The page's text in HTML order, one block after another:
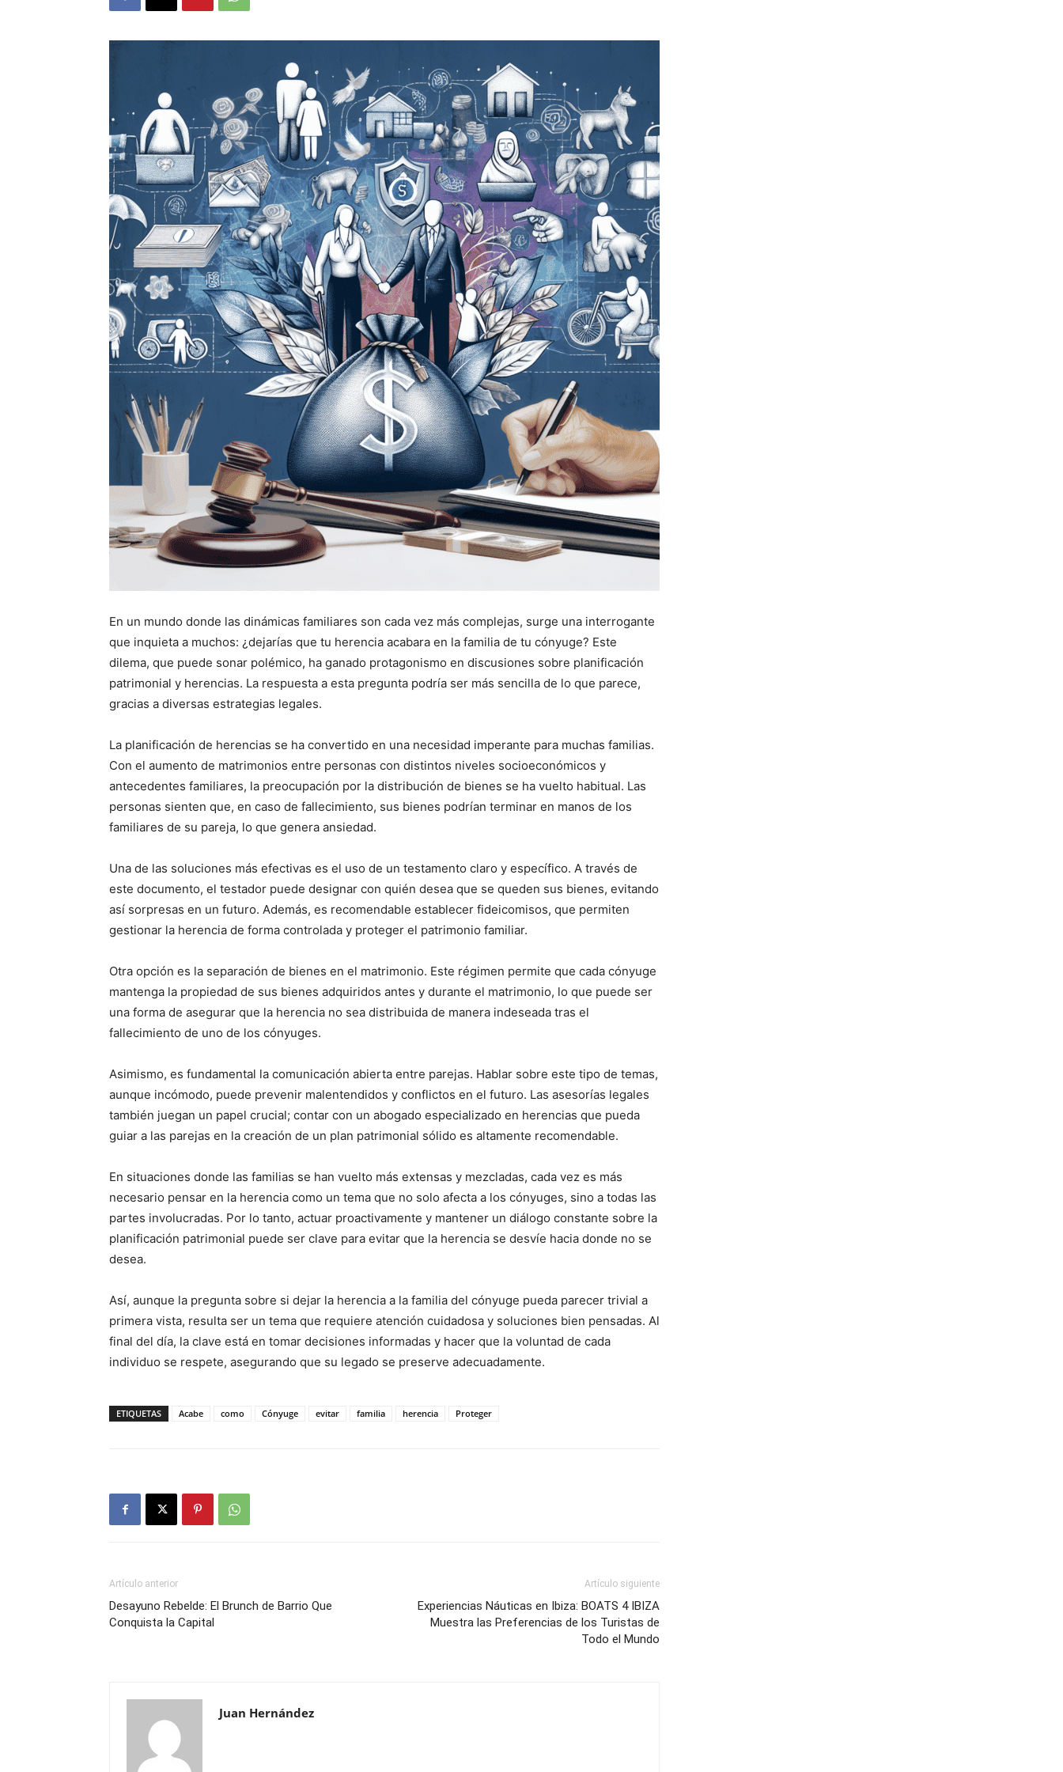
En un mundo donde las dinámicas familiares son cada vez más complejas, surge una interrogante
que inquieta a muchos: ¿dejarías que tu herencia acabara en la familia de tu cónyuge? Este
dilema, que puede sonar polémico, ha ganado protagonismo en discusiones sobre planificación
patrimonial y herencias. La respuesta a esta pregunta podría ser más sencilla de lo que parece,
gracias a diversas estrategias legales.
La planificación de herencias se ha convertido en una necesidad imperante para muchas familias.
Con el aumento de matrimonios entre personas con distintos niveles socioeconómicos y
antecedentes familiares, la preocupación por la distribución de bienes se ha vuelto habitual. Las
personas sienten que, en caso de fallecimiento, sus bienes podrían terminar en manos de los
familiares de su pareja, lo que genera ansiedad.
Una de las soluciones más efectivas es el uso de un testamento claro y específico. A través de
este documento, el testador puede designar con quién desea que se queden sus bienes, evitando
así sorpresas en un futuro. Además, es recomendable establecer fideicomisos, que permiten
gestionar la herencia de forma controlada y proteger el patrimonio familiar.
Otra opción es la separación de bienes en el matrimonio. Este régimen permite que cada cónyuge
mantenga la propiedad de sus bienes adquiridos antes y durante el matrimonio, lo que puede ser
una forma de asegurar que la herencia no sea distribuida de manera indeseada tras el
fallecimiento de uno de los cónyuges.
Asimismo, es fundamental la comunicación abierta entre parejas. Hablar sobre este tipo de temas,
aunque incómodo, puede prevenir malentendidos y conflictos en el futuro. Las asesorías legales
también juegan un papel crucial; contar con un abogado especializado en herencias que pueda
guiar a las parejas en la creación de un plan patrimonial sólido es altamente recomendable.
En situaciones donde las familias se han vuelto más extensas y mezcladas, cada vez es más
necesario pensar en la herencia como un tema que no solo afecta a los cónyuges, sino a todas las
partes involucradas. Por lo tanto, actuar proactivamente y mantener un diálogo constante sobre la
planificación patrimonial puede ser clave para evitar que la herencia se desvíe hacia donde no se
desea.
Así, aunque la pregunta sobre si dejar la herencia a la familia del cónyuge pueda parecer trivial a
primera vista, resulta ser un tema que requiere atención cuidadosa y soluciones bien pensadas. Al
final del día, la clave está en tomar decisiones informadas y hacer que la voluntad de cada
individuo se respete, asegurando que su legado se preserve adecuadamente.
ETIQUETAS Acabe como Cónyuge evitar familia herencia Proteger
Artículo anterior
Desayuno Rebelde: El Brunch de Barrio Que
Conquista la Capital
Artículo siguiente
Experiencias Náuticas en Ibiza: BOATS 4 IBIZA
Muestra las Preferencias de los Turistas de
Todo el Mundo
Juan Hernández